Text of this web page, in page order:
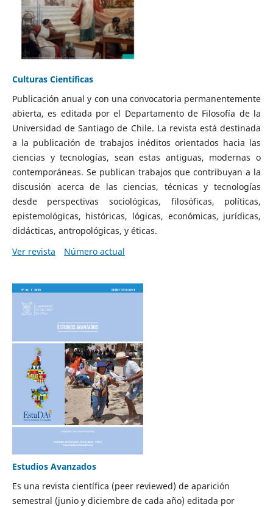
Culturas Científicas
Publicación anual y con una convocatoria permanentemente
abierta, es editada por el Departamento de Filosofía de la
Universidad de Santiago de Chile. La revista está destinada
a la publicación de trabajos inéditos orientados hacia las
ciencias y tecnologías, sean estas antiguas, modernas o
contemporáneas. Se publican trabajos que contribuyan a la
discusión acerca de las ciencias, técnicas y tecnologías
desde perspectivas sociológicas, filosóficas, políticas,
epistemológicas, históricas, lógicas, económicas, jurídicas,
didácticas, antropológicas, y éticas.
Ver revista
Número actual
Estudios Avanzados
Es una revista científica (peer reviewed) de aparición
semestral (junio y diciembre de cada año) editada por